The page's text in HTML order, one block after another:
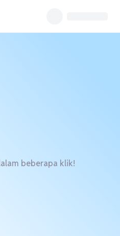
beberapa klik!